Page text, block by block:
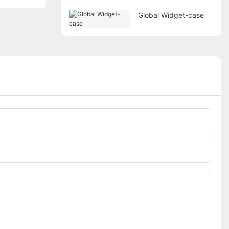
Global Widget-case